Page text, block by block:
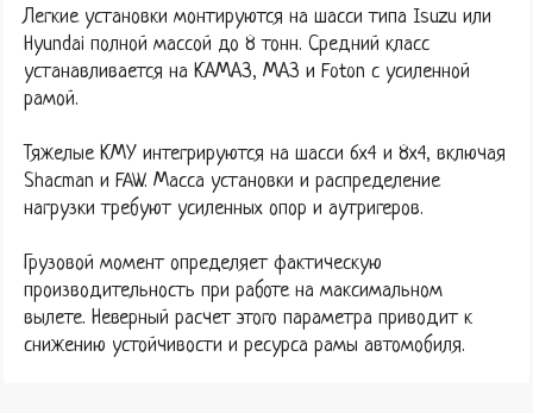
Легкие установки монтируются на шасси типа Isuzu или
Hyundai полной массой до 8 тонн. Средний класс
устанавливается на КАМАЗ, МАЗ и Foton с усиленной
рамой.
Тяжелые КМУ интегрируются на шасси 6х4 и 8х4, включая
Shacman и FAW. Масса установки и распределение
нагрузки требуют усиленных опор и аутригеров.
Грузовой момент определяет фактическую
производительность при работе на максимальном
вылете. Неверный расчет этого параметра приводит к
снижению устойчивости и ресурса рамы автомобиля.